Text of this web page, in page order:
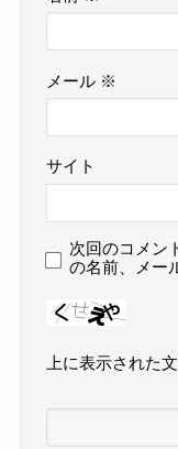
メール ※
サイト
次回のコメン
の名前、メー
上に表示された